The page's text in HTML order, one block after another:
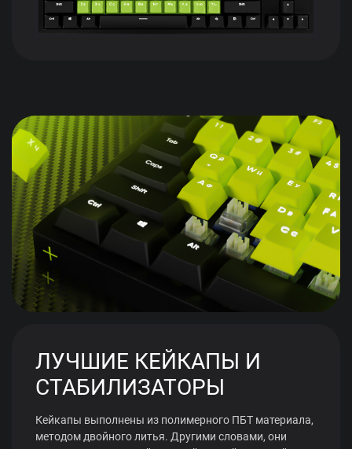
ЛУЧШИЕ КЕЙКАПЫ И
СТАБИЛИЗАТОРЫ
Кейкапы выполнены из полимерного ПБТ материала,
методом двойного литья. Другими словами, они